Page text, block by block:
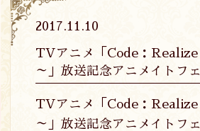
2017.11.10
TVアニメ「Code：Realize
～」放送記念アニメイトフ
TVアニメ「Code：Realize
～」放送記念アニメイトフ